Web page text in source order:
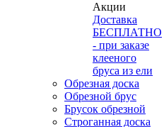
Акции
Доставка
БЕСПЛАТНО
- при заказе
клееного
бруса из ели
Обрезная доска
Обрезной брус
Брусок обрезной
Строганная доска